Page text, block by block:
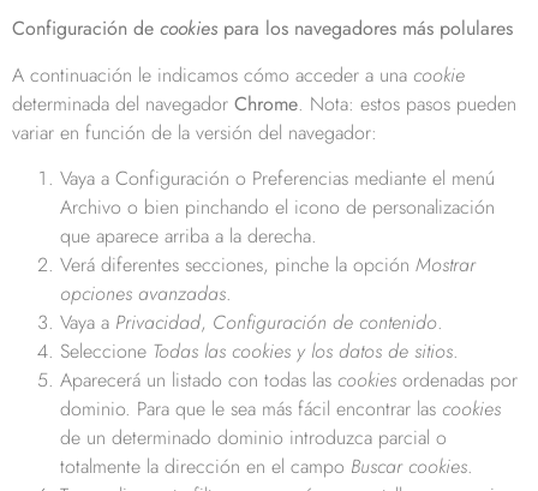
Configuración de cookies para los navegadores más polulares
A continuación le indicamos cómo acceder a una cookie
determinada del navegador Chrome. Nota: estos pasos pueden
variar en función de la versión del navegador:
Vaya a Configuración o Preferencias mediante el menú
Archivo o bien pinchando el icono de personalización
que aparece arriba a la derecha.
Verá diferentes secciones, pinche la opción Mostrar
opciones avanzadas.
Vaya a Privacidad, Configuración de contenido.
Seleccione Todas las cookies y los datos de sitios.
Aparecerá un listado con todas las cookies ordenadas por
dominio. Para que le sea más fácil encontrar las cookies
de un determinado dominio introduzca parcial o
totalmente la dirección en el campo Buscar cookies.